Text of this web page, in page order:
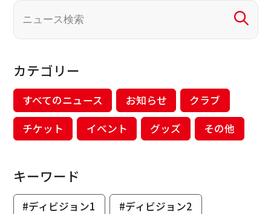
カテゴリー
すべてのニュース お知らせ
クラブ
チケット
イベント グッズ その他
キーワード
#ディビジョン1
#ディビジョン2